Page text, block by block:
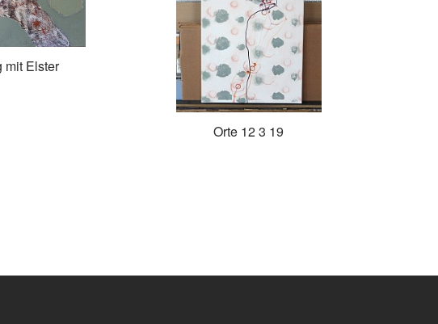
Orte 12 3 19
mit Elster